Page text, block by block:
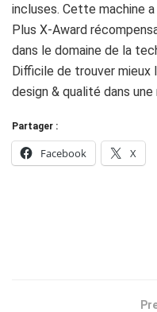
incluses. Cette machine
Plus X-Award
dans le domaine de la
Difficile de trouver mieux
design & qualité dans
Partager :
Facebook X